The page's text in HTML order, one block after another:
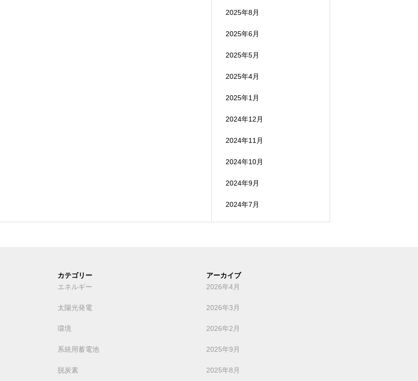
2025年8月
2025年6月
2025年5月
2025年4月
2025年1月
2024年12月
2024年11月
2024年10月
2024年9月
2024年7月
カテゴリー
エネルギー
太陽光発電
環境
系統用蓄電池
脱炭素
アーカイブ
2026年4月
2026年3月
2026年2月
2025年9月
2025年8月